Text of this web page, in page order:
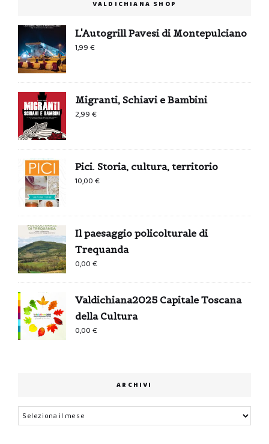
VALDICHIANA SHOP
L'Autogrill Pavesi di Montepulciano
1,99€
Migranti, Schiavi e Bambini
2,99€
Pici. Storia, cultura, territorio
10,00€
Il paesaggio policolturale di
Trequanda
0,00€
Valdichiana2025 Capitale Toscana
della Cultura
0,00€
ARCHIVI
Archivi